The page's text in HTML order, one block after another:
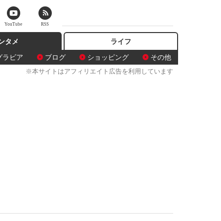
タメ
ラビア ブログ ショッピング その他
ライフ
※本サイトはアフィリエイト広告を利用しています
YouTube RSS